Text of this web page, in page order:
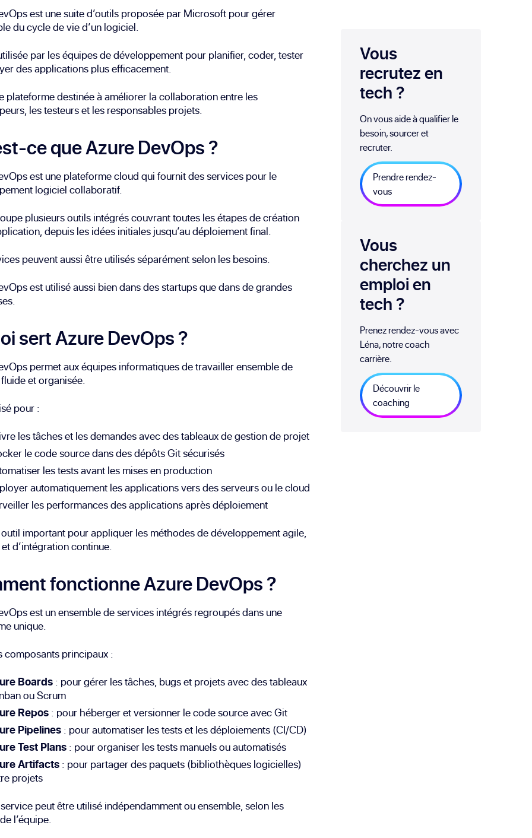
est une suite d’outils proposée par Microsoft pour gérer
du cycle de vie d’un logiciel.
par les équipes de développement pour planifier, coder, tester
des applications plus efficacement.
plateforme destinée à améliorer la collaboration entre les
les testeurs et les responsables projets.
ce que Azure DevOps ?
est une plateforme cloud qui fournit des services pour le
logiciel collaboratif.
plusieurs outils intégrés couvrant toutes les étapes de création
depuis les idées initiales jusqu’au déploiement final.
peuvent aussi être utilisés séparément selon les besoins.
est utilisé aussi bien dans des startups que dans de grandes
sert Azure DevOps ?
permet aux équipes informatiques de travailler ensemble de
et organisée.
pour :
les tâches et les demandes avec des tableaux de gestion de projet
le code source dans des dépôts Git sécurisés
les tests avant les mises en production
automatiquement les applications vers des serveurs ou le cloud
les performances des applications après déploiement
outil important pour appliquer les méthodes de développement agile,
d’intégration continue.
fonctionne Azure DevOps ?
est un ensemble de services intégrés regroupés dans une
unique.
composants principaux :
Boards: pour gérer les tâches, bugs et projets avec des tableaux
ou Scrum
Repos: pour héberger et versionner le code source avec Git
Pipelines: pour automatiser les tests et les déploiements (CI/CD)
Test Plans: pour organiser les tests manuels ou automatisés
Artifacts: pour partager des paquets (bibliothèques logicielles)
projets
peut être utilisé indépendamment ou ensemble, selon les
l’équipe.
Vous
recrutez en
tech?
On vous aide à qualifier le
besoin, sourcer et
recruter.
Prendre rendez-
vous
Vous
cherchez un
emploien
tech?
Prenez rendez-vous avec
Léna, notre coach
carrière.
Découvrir le
coaching